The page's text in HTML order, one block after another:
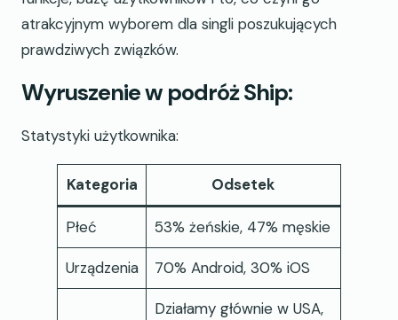
atrakcyjnym wyborem dla singli poszukujących
prawdziwych związków.
Wyruszenie w podróż Ship:
Statystyki użytkownika:
Kategoria Odsetek
Płeć 53% żeńskie, 47% męskie
Urządzenia 70% Android, 30% iOS
Działamy głównie w USA,